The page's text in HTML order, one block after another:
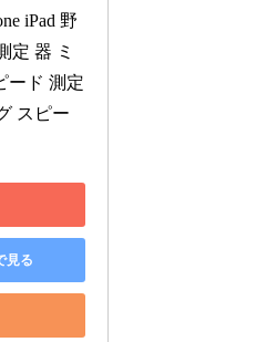
iPad 野
定 器 ミ
ード 測定
スピー
見る